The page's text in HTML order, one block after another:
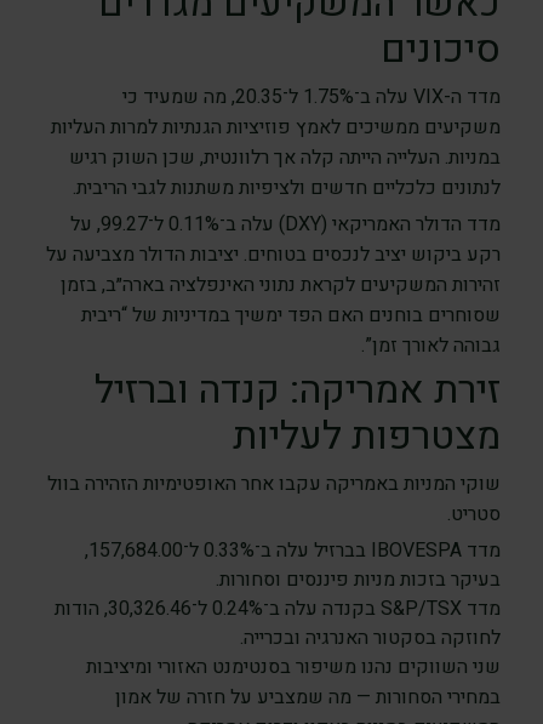
סיכונים
מדד ה-VIX עלה ב־1.75% ל־20.35, מה שמעיד כי
משקיעים ממשיכים לאמץ פוזיציות הגנתיות למרות העליות
במניות. העלייה הייתה קלה אך רלוונטית, שכן השוק רגיש
לנתונים כלכליים חדשים ולציפיות משתנות לגבי הריבית.
מדד הדולר האמריקאי (DXY) עלה ב־0.11% ל־99.27, על
רקע ביקוש יציב לנכסים בטוחים. יציבות הדולר מצביעה על
זהירות המשקיעים לקראת נתוני האינפלציה בארה״ב, בזמן
שסוחרים בוחנים האם הפד ימשיך במדיניות של “ריבית
גבוהה לאורך זמן”.
זירת אמריקה: קנדה וברזיל
מצטרפות לעליות
שוקי המניות באמריקה עקבו אחר האופטימיות הזהירה בוול
סטריט.
מדד IBOVESPA בברזיל עלה ב־0.33% ל־157,684.00,
בעיקר בזכות מניות פיננסים וסחורות.
מדד S&P/TSX בקנדה עלה ב־0.24% ל־30,326.46, הודות
לחוזקה בסקטור האנרגיה ובכרייה.
שני השווקים נהנו משיפור בסנטימנט האזורי ומיציבות
במחירי הסחורות — מה שמצביע על חזרה של אמון